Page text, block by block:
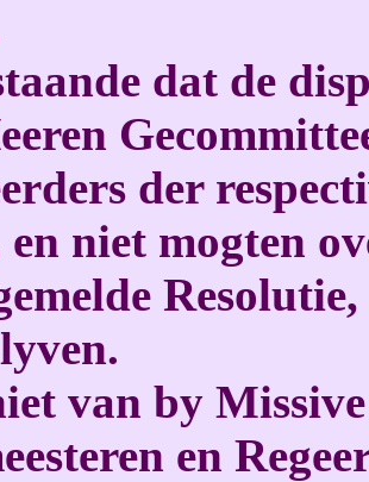
dat de
der
en niet mogten
van by
en